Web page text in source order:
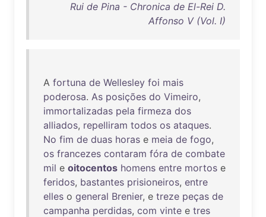
Rui de Pina - Chronica de El-Rei D.
Affonso V (Vol. I)
A fortuna de Wellesley foi mais
poderosa. As posições do Vimeiro,
immortalizadas pela firmeza dos
alliados, repelliram todos os ataques.
No fim de duas horas e meia de fogo,
os francezes contaram fóra de combate
mil e oitocentos homens entre mortos e
feridos, bastantes prisioneiros, entre
elles o general Brenier, e treze peças de
campanha perdidas, com vinte e tres